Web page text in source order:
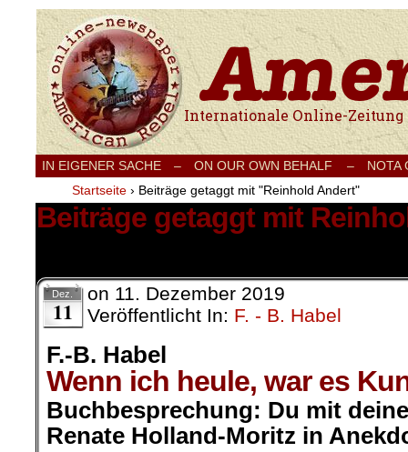
Internationale Onlinezeitung für Frieden,
IN EIGENER SACHE – ON OUR OWN BEHALF –
NOTA
Startseite › Beiträge getaggt mit "Reinhold Andert"
Beiträge getaggt mit
Dez.
11
on 11. Dezember 2019
Veröffentlicht In: F. - B. Habel
F.-B. Habel
Wenn ich heule, war es
Buchbesprechung: Du mit
Renate Holland-Moritz in